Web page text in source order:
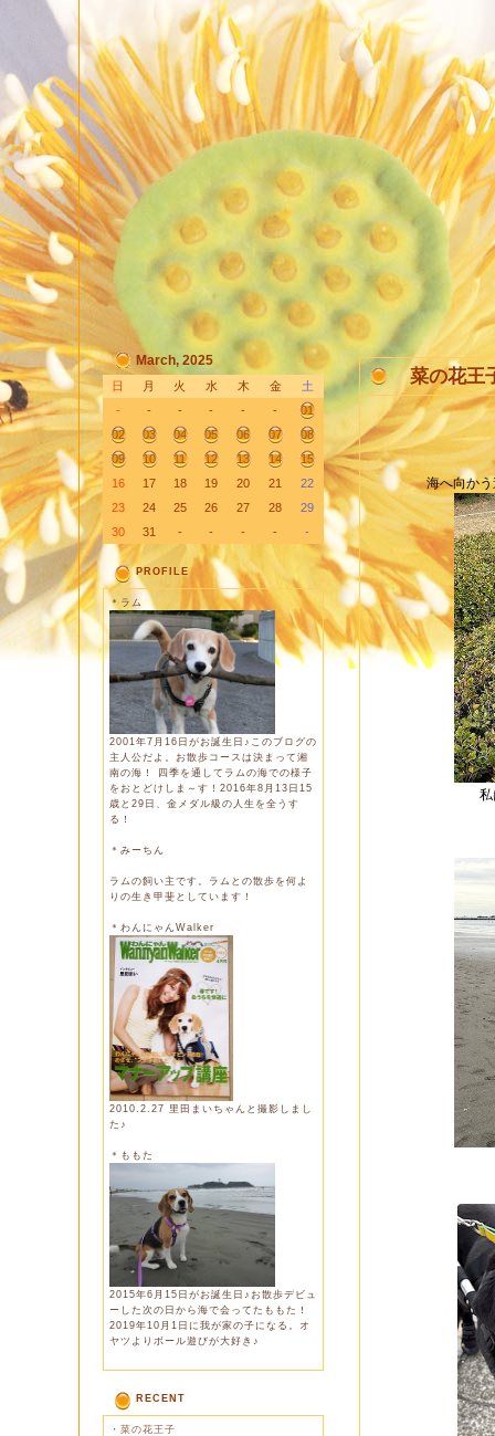
March, 2025
日 月 火 水 木 金
土
-
- - - - -
01
02
03 04 05 06 07
08
09
10 11 12 13 14
15
16
17 18 19 20 21
22
23
24 25 26 27 28
29
30
31 - - - - -
PROFILE
＊ラム
2001年7月16日がお誕生日♪このブログの
主人公だよ。お散歩コースは決まって湘
南の海！ 四季を通してラムの海での様子
をおとどけしま～す！2016年8月13日15
歳と29日、金メダル級の人生を全うす
る！
＊みーちん
ラムの飼い主です。ラムとの散歩を何よ
りの生き甲斐としています！
＊わんにゃんWalker
2010.2.27 里田まいちゃんと撮影しまし
た♪
＊ももた
2015年6月15日がお誕生日♪お散歩デビュ
ーした次の日から海で会ってたももた！
2019年10月1日に我が家の子になる。オ
ヤツよりボール遊びが大好き♪
RECENT
・ 菜の花王子
菜の花王
海へ向か